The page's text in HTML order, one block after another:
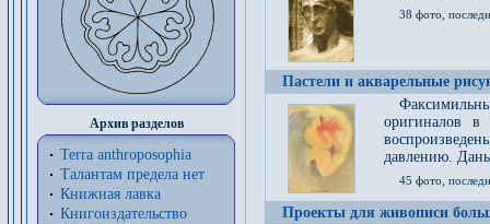
Архив разделов
Terra anthroposophia
Талантам предела нет
Книжная лавка
Книгоиздательство
38 фото,
Пастели и акварельные
оригиналов
давлению.
45 фото,
Проекты для живописи